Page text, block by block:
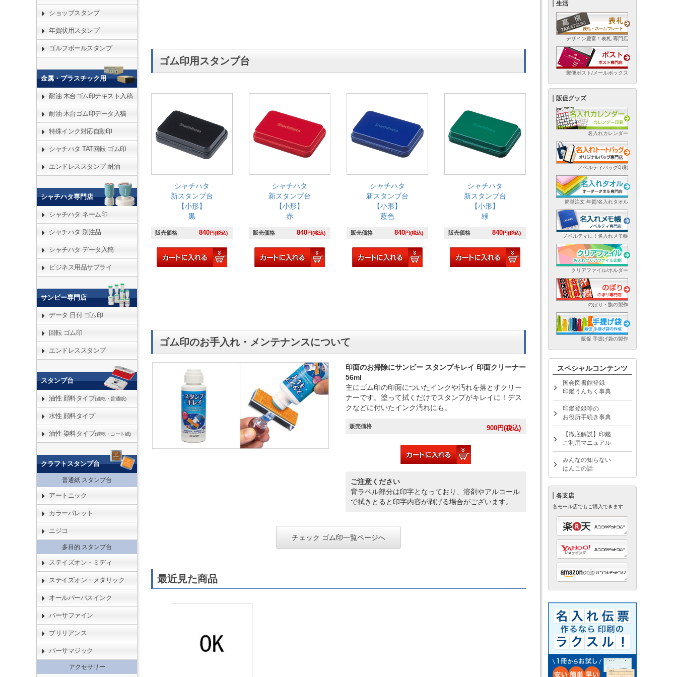
ゴム印用スタンプ台
シャチハタ
新スタンプ台
【小形】
黒
販売価格 840円(税込)
シャチハタ
新スタンプ台
【小形】
赤
販売価格 840円(税込)
シャチハタ
新スタンプ台
【小形】
藍色
販売価格 840円(税込)
シャチハタ
新スタンプ台
【小形】
緑
販売価格 840円(税込)
ゴム印のお手入れ・メンテナンスについて
印面のお掃除にサンビー スタンプキレイ 印面クリーナー
56ml
主にゴム印の印面についたインクや汚れを落とすクリー
ナーです。塗って拭くだけでスタンプがキレイに！デス
クなどに付いたインク汚れにも。
販売価格 900円(税込)
ご注意ください
背ラベル部分は印字となっており、溶剤やアルコール
で拭きとると印字内容が剥げる場合がございます。
チェック ゴム印一覧ページへ
最近見た商品
ショップスタンプ
年賀状用スタンプ
ゴルフボールスタンプ
金属・プラスチック用
耐油 木台ゴム印テキスト入稿
耐油 木台ゴム印データ入稿
特殊インク対応自動印
シャチハタ TAT回転 ゴム印
エンドレススタンプ 耐油
シャチハタ専門店
シャチハタ ネーム印
シャチハタ 別注品
シャチハタ データ入稿
ビジネス用品サプライ
サンビー専門店
データ 日付 ゴム印
回転 ゴム印
エンドレススタンプ
スタンプ台
油性 顔料タイプ(速乾・普通紙)
水性 顔料タイプ
油性 染料タイプ(速乾・コート紙)
クラフトスタンプ台
普通紙 スタンプ台
アートニック
カラーパレット
ニジコ
多目的 スタンプ台
ステイズオン・ミディ
ステイズオン・メタリック
オールパーパスインク
バーサファイン
ブリリアンス
バーサマジック
アクセサリー
生活
デザイン豊富！表札 専門店
郵便ポスト/メールボックス
販促グッズ
名入れカレンダー
ノベルティバッグ印刷
簡単注文 年賀/名入れタオル
ノベルティに！名入れメモ帳
クリアファイル/ホルダー
のぼり・旗の製作
販促 手提げ袋の製作
スペシャルコンテンツ
国会図書館登録
印鑑うんちく事典
印鑑登録等の
お役所手続き事典
【徹底解説】印鑑
ご利用マニュアル
みんなの知らない
はんこの話
各支店
各モール店でもご購入できます